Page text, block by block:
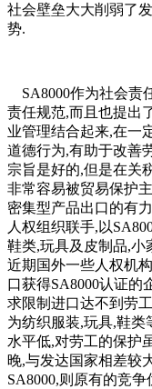
社会壁垒大大削弱了
势.
SA8000作为社会责
责任规范,而且也提出
业管理结合起来,在一
道德行为,有助于改善
宗旨是好的,但是在关
非常容易被贸易保护
密集型产品出口的有
人权组织联手,以
鞋类,玩具及皮制品,小
近期国外一些人权机
口获得SA8000认证的
求限制进口达不到劳
为纺织服装,玩具,鞋类
水平低,对劳工的保护
晚,与发达国家相差较
SA8000,则原有的竞